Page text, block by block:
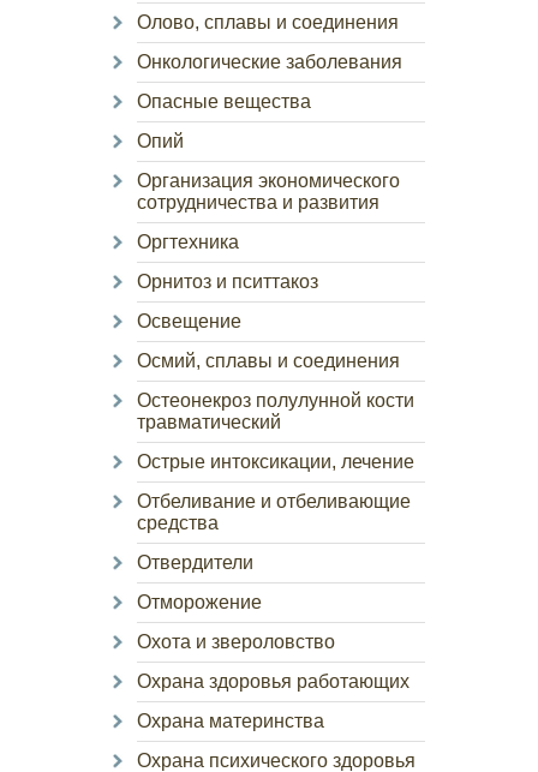
Олово, сплавы и соединения
Онкологические заболевания
Опасные вещества
Опий
Организация экономического
сотрудничества и развития
Оргтехника
Орнитоз и пситтакоз
Освещение
Осмий, сплавы и соединения
Остеонекроз полулунной кости
травматический
Острые интоксикации, лечение
Отбеливание и отбеливающие
средства
Отвердители
Отморожение
Охота и звероловство
Охрана здоровья работающих
Охрана материнства
Охрана психического здоровья